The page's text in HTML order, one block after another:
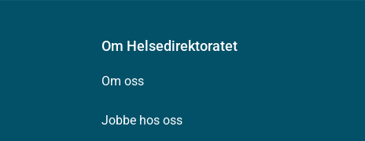
Om Helsedirektoratet
Om oss
Jobbe hos oss